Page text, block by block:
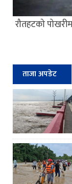
रौतहटको
ताजा अपडेट